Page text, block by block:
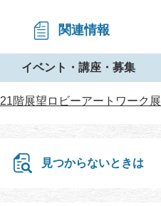
関連情報
イベント・講座・募集
21階展望ロビーアートワーク展
見つからないときは